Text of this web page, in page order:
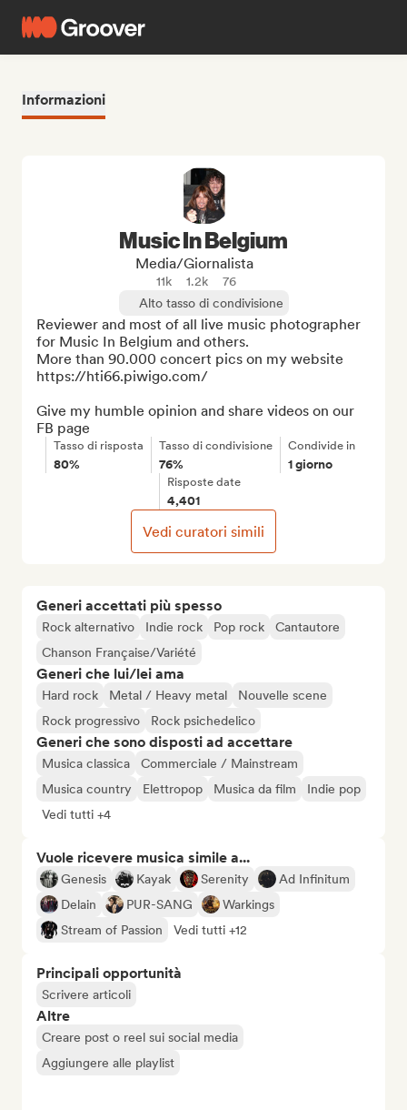
Informazioni
Generi accettati più spesso
Rock alternativo Indie rock Pop rock
Cantautore
Chanson Française/Variété
Generi che lui/lei ama
Hard rock Metal / Heavy metal
Nouvelle scene
Rock progressivo
Rock psichedelico
Generi che sono disposti ad accettare
Musica classica
Commerciale / Mainstream
Musica country
Elettropop Musica da film
Indie pop
Vedi tutti +4
Vuole ricevere musica simile a...
Genesis Kayak Serenity
Ad Infinitum
Delain
PUR-SANG
Warkings
Stream of Passion
Vedi tutti +12
Principali opportunità
Scrivere articoli
Altre
Creare post o reel sui social media
Aggiungere alle playlist
Music In Belgium
Media/Giornalista
11k 1.2k
76
Alto tasso di condivisione
Reviewer and most of all live music photographer
for Music In Belgium and others.
More than 90.000 concert pics on my website
https://hti66.piwigo.com/
Give my humble opinion and share videos on our
FB page
Tasso di risposta
80%
Tasso di condivisione
76%
Condivide in
1 giorno
Risposte date
4,401
Vedi curatori simili